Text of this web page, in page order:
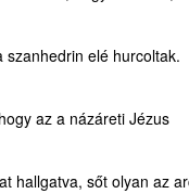
elé hurcoltak.
az a názáreti Jézus
hallgatva, sőt olyan az